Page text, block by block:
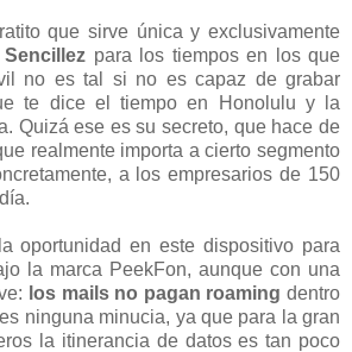
que sirve única y exclusivamente
Sencillez para los tiempos en los que
no es tal si no es capaz de grabar
te dice el tiempo en Honolulu y la
Quizá ese es su secreto, que hace de
realmente importa a cierto segmento
a los empresarios de 150
oportunidad en este dispositivo para
la marca PeekFon, aunque con una
los mails no pagan roaming dentro
ninguna minucia, ya que para la gran
la itinerancia de datos es tan poco